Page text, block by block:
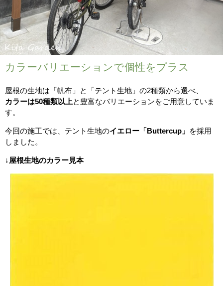
カラーバリエーションで個性をプラス
屋根の生地は「帆布」と「テント生地」の2種類から選べ、
カラーは50種類以上と豊富なバリエーションをご用意していま
す。
今回の施工では、テント生地のイエロー「Buttercup」 を採用
しました。
↓屋根生地のカラー見本